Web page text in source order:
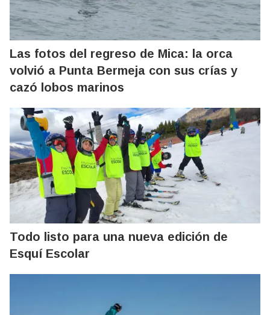
Las fotos del regreso de Mica: la orca
volvió a Punta Bermeja con sus crías y
cazó lobos marinos
Todo listo para una nueva edición de
Esquí Escolar